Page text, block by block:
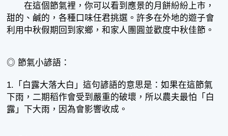
在這個節氣裡，你可以看到應景的月餅紛紛上市，
甜的、鹹的，各種口味任君挑選。許多在外地的遊子會
利用中秋假期回到家鄉，和家人團圓並歡度中秋佳節。
◎ 節氣小諺語：
1.「白露大落大白」這句諺語的意思是：如果在這節氣
下雨，二期稻作會受到嚴重的破壞，所以農夫最怕「白
露」下大雨，因為會影響收成。